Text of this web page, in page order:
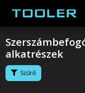
alkatrészek
Szűrő